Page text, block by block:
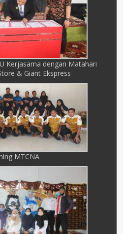
Kerjasama dengan Matahari
& Giant Ekspress
MTCNA